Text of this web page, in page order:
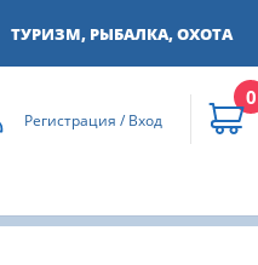
ТУРИЗМ, РЫБАЛКА, ОХОТА
Регистрация / Вход
0